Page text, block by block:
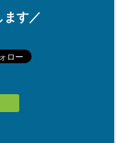
ます／